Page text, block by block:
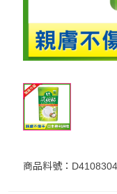
商品料號：